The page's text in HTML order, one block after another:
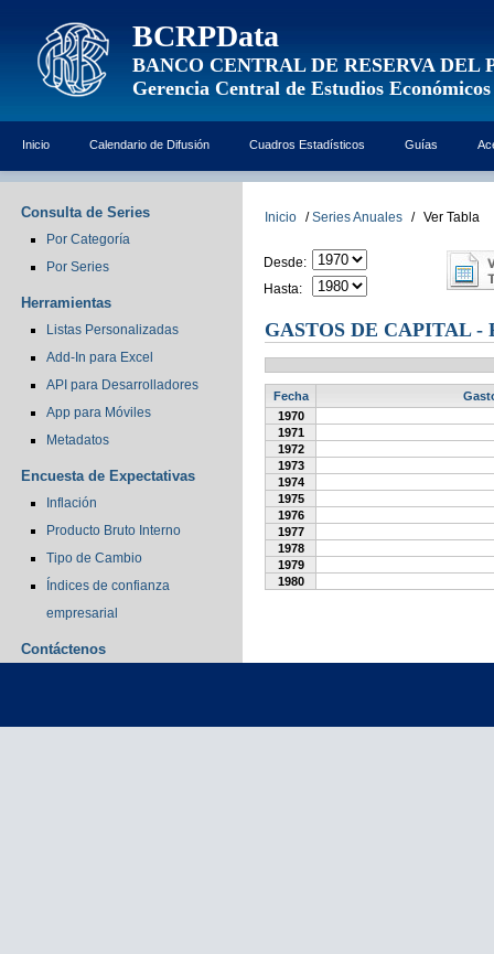
BCRPData
BANCO CENTRAL DE RESERVA DEL
Gerencia Central de Estudios Económicos
Inicio Calendario de Difusión Cuadros Estadísticos Guías
Consulta de Series
Por Categoría
Por Series
Herramientas
Listas Personalizadas
Add-In para Excel
API para Desarrolladores
App para Móviles
Metadatos
Encuesta de Expectativas
Inflación
Producto Bruto Interno
Tipo de Cambio
Índices de confianza
empresarial
Contáctenos
Inicio / Series Anuales / Ver Tabla
Desde:
Hasta:
GASTOS DE CAPITAL
Fecha
1970
1971
1972
1973
1974
1975
1976
1977
1978
1979
1980